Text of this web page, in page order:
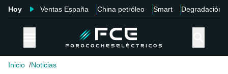
Hoy Ventas España China petróleo Smart Degradación
Inicio Noticias